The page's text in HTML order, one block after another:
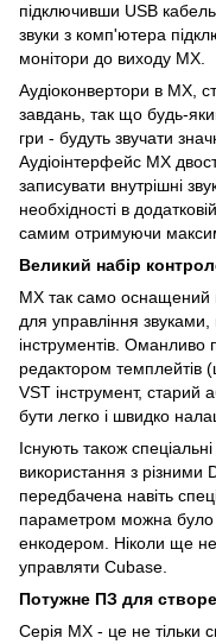
підключивши USB
звуки з комп'ютера
монітори до виходу MX.
Аудіоконвертори в MX,
завдань, так що будь-
гри - будуть звучати
Аудіоінтерфейс MX
записувати внутрішні
необхідності в
самим отримуючи
Великий набір
MX так само оснащений
для управління
інструментів.
редактором темплейтів
VST інструмент,
бути легко і швидко
Існують також
використання з різними
передбачена навіть
параметром можна було
енкодером. Ніколи ще не
управляти Cubase.
Потужне ПЗ для
Серія MX - це не тільки